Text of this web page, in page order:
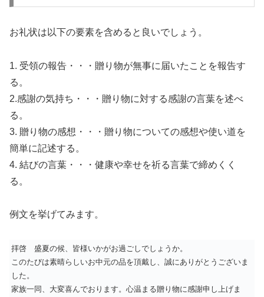
お礼状は以下の要素を含めると良いでしょう。
1. 受領の報告・・・贈り物が無事に届いたことを報告す
る。
2.感謝の気持ち・・・贈り物に対する感謝の言葉を述べ
る。
3. 贈り物の感想・・・贈り物についての感想や使い道を
簡単に記述する。
4. 結びの言葉・・・健康や幸せを祈る言葉で締めくく
る。
例文を挙げてみます。
拝啓 盛夏の候、皆様いかがお過ごしでしょうか。
このたびは素晴らしいお中元の品を頂戴し、誠にありがとうございま
した。
家族一同、大変喜んでおります。心温まる贈り物に感謝申し上げま